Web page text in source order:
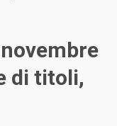
di titoli,